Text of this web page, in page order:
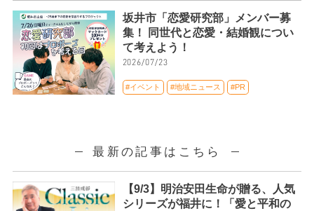
坂井市「恋愛研究部」メンバー募
集！ 同世代と恋愛・結婚観につい
て考えよう！
2026/07/23
#イベント #地域ニュース #PR
最新の記事はこちら
【9/3】明治安田生命が贈る、人気
シリーズが福井に！「愛と平和の